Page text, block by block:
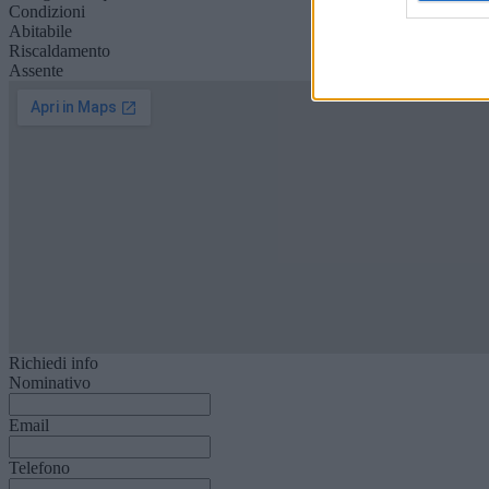
Condizioni
Abitabile
Riscaldamento
Assente
Richiedi info
Nominativo
Email
Telefono